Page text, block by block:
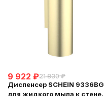
9 922 ₽21 830 ₽
Диспенсер SCHEIN 9336BG
для жидкого мыла к стене